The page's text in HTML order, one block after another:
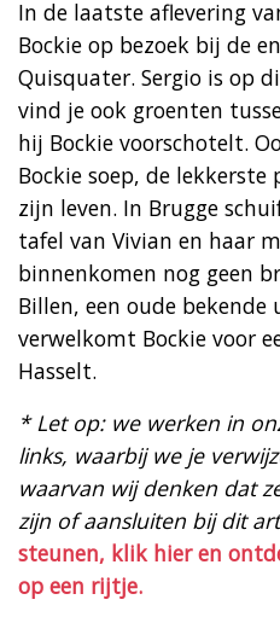
In de laatste aflevering
Bockie op bezoek bij de
Quisquater. Sergio is op
vind je ook groenten
hij Bockie voorschotelt.
Bockie soep, de
zijn leven. In Brugge
tafel van Vivian en haar
binnenkomen nog geen
Billen, een oude bekende
verwelkomt Bockie voor
Hasselt.
* Let op: we werken in
links, waarbij we je
waarvan wij denken dat
zijn of aansluiten bij dit
steunen, klik hier en
op een rijtje.